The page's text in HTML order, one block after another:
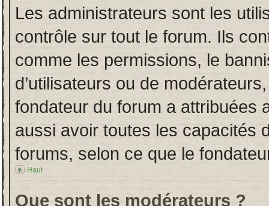
Les administrateurs sont les
contrôle sur tout le forum. Ils
comme les permissions, le
d’utilisateurs ou de
fondateur du forum a attribuées
aussi avoir toutes les capacités
forums, selon ce que le
Haut
Que sont les modérateurs ?